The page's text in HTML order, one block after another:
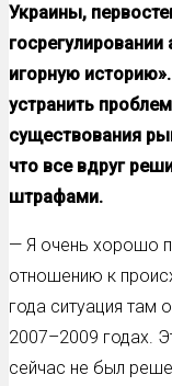
Украины,
игорную
устранить
существования
что все вдруг
штрафами.
— Я очень хорошо
отношению к
года ситуация там
2007–2009 годах.
сейчас не был